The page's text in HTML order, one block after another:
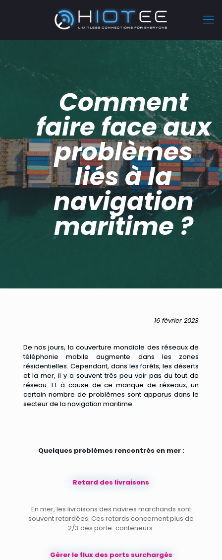
Comment
faire face aux
problèmes
liés à la
navigation
maritime ?
16 février 2023
De nos jours, la couverture mondiale des réseaux de
téléphonie mobile augmente dans les zones
résidentielles. Cependant, dans les forêts, les déserts
et la mer, il y a souvent très peu voir pas du tout de
réseau. Et à cause de ce manque de réseaux, un
certain nombre de problèmes sont apparus dans le
secteur de la navigation maritime.
Quelques problèmes rencontrés en mer :
Retard des livraisons
En mer, les livraisons des navires marchands sont
souvent retardées. Ces retards concernent plus de
2/3 des porte-conteneurs.
Gérer le flux des ports surchargés